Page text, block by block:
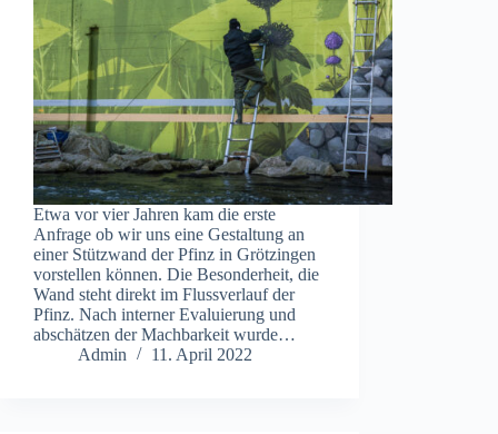
Etwa vor vier Jahren kam die erste
Anfrage ob wir uns eine Gestaltung an
einer Stützwand der Pfinz in Grötzingen
vorstellen können. Die Besonderheit, die
Wand steht direkt im Flussverlauf der
Pfinz. Nach interner Evaluierung und
abschätzen der Machbarkeit wurde…
Admin
11. April 2022